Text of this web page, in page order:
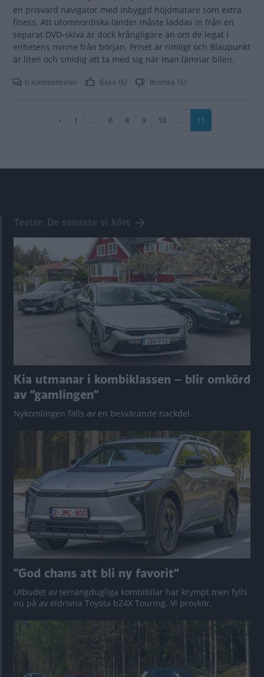
en prisvärd navigator med inbyggd höjdmätare som extra
finess. Att utomnordiska länder måste laddas in från en
separat DVD-skiva är dock krångligare än om de legat i
enhetens minne från början. Priset är rimligt och Blaupunkt
är liten och smidig att ta med sig när man lämnar bilen.
0 kommentarer Gasa (6) Bromsa (5)
PagineringFöregående
‹ Sida
1 … Sida
6 Sida
8 Sida
9 Sida
10 …
Nuvarande
11
Kia utmanar i kombiklassen – blir omkörd
av ”gamlingen”
Nykomlingen fälls av en besvärande nackdel.
”God chans att bli ny favorit”
Utbudet av terrängdugliga kombibilar har krympt men fylls
nu på av eldrivna Toyota bZ4X Touring. Vi provkör.